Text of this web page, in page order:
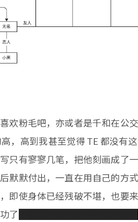
欢粉毛吧，亦或者是千和在公
，高到我甚至觉得 TE 都没有
只有寥寥几笔，把他刻画成了
默默付出，一直在用自己的方
即使身体已经残破不堪，也要
了